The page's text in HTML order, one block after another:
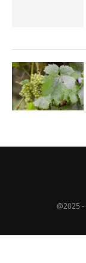
@2025